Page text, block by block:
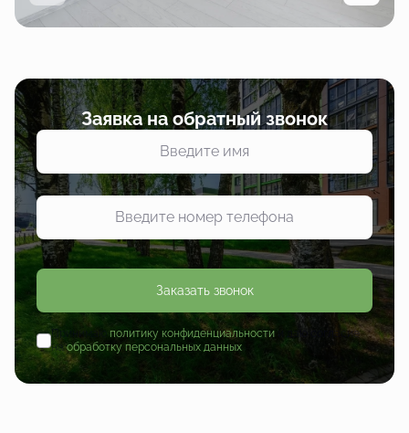
Заявка на обратный звонок
Заказать звонок
Принимаю политику конфиденциальностии даю согласие
наобработку персональных данных